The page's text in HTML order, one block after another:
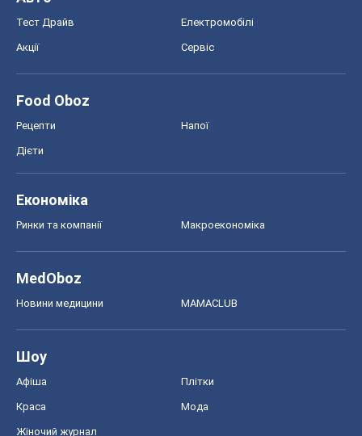
Тест Драйв Електромобілі
Акції Сервіс
Food Oboz
Рецепти Напої
Дієти
Економіка
Ринки та компанії Макроекономіка
MedOboz
Новини медицини MAMACLUB
Шоу
Афіша Плітки
Краса Мода
Жіночий журнал